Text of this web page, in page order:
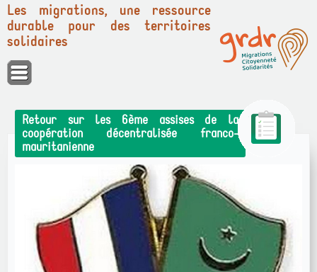
Panneau de gestion des cookies
Les migrations, une ressource
durable pour des territoires
solidaires
Retour sur les 6ème assises de la
coopération décentralisée franco-
mauritanienne